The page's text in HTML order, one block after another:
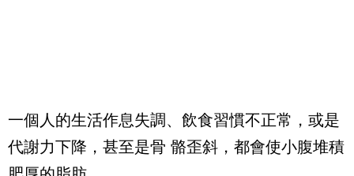
一個人的生活作息失調、飲食習慣不正常，或是
代謝力下降，甚至是骨 骼歪斜，都會使小腹堆積